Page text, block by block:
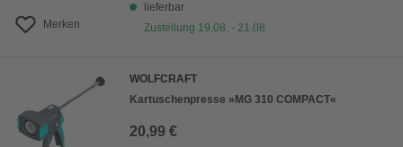
Merken
lieferbar
Zustellung 19.08. - 21.08.
WOLFCRAFT
Kartuschenpresse »MG 310 COMPACT«
20,99 €